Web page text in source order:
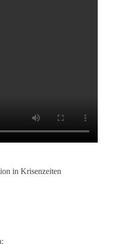
in Krisenzeiten